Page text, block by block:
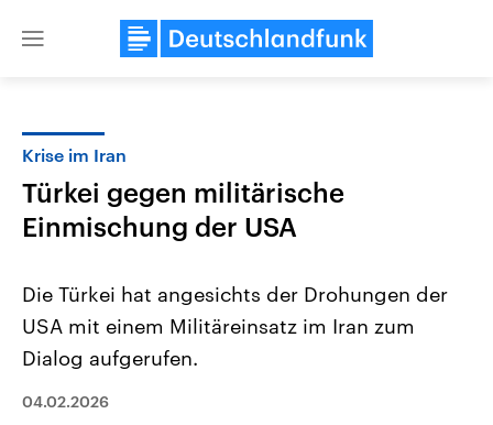
Close
2026
Krise im Iran
Türkei gegen militärische
Einmischung der USA
Die Türkei hat angesichts der Drohungen der
USA mit einem Militäreinsatz im Iran zum
Dialog aufgerufen.
04.02.2026